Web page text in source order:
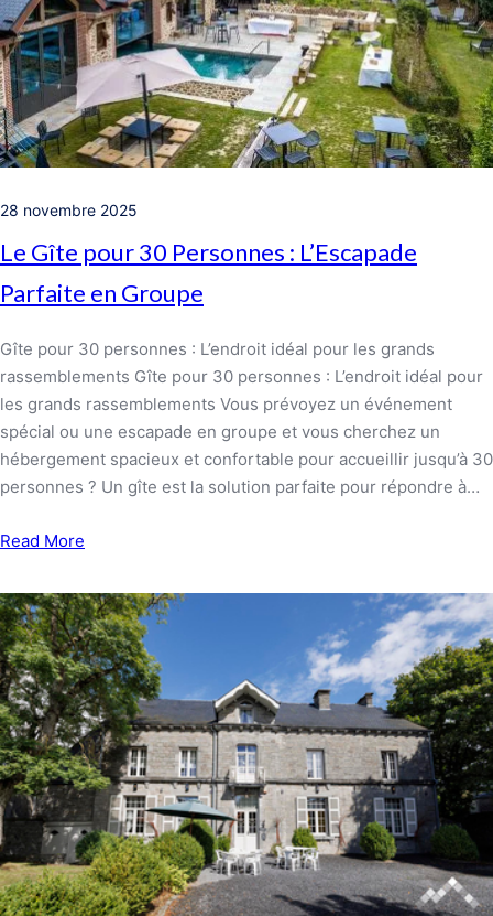
28 novembre 2025
Le Gîte pour 30 Personnes : L’Escapade
Parfaite en Groupe
Gîte pour 30 personnes : L’endroit idéal pour les grands
rassemblements Gîte pour 30 personnes : L’endroit idéal pour
les grands rassemblements Vous prévoyez un événement
spécial ou une escapade en groupe et vous cherchez un
hébergement spacieux et confortable pour accueillir jusqu’à 30
personnes ? Un gîte est la solution parfaite pour répondre à…
Read More